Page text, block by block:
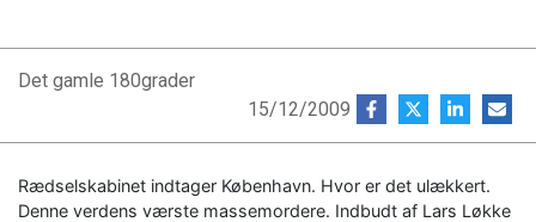
Det gamle 180grader
15/12/2009
Rædselskabinet indtager København. Hvor er det ulækkert.
Denne verdens værste massemordere. Indbudt af Lars Løkke